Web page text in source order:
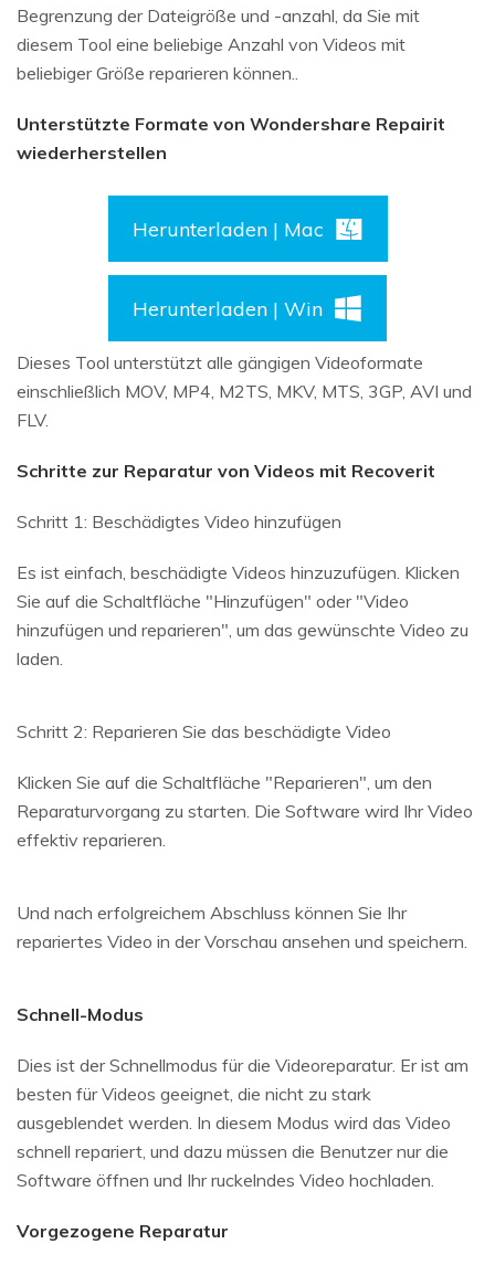
Begrenzung der Dateigröße und -anzahl, da Sie mit
diesem Tool eine beliebige Anzahl von Videos mit
beliebiger Größe reparieren können..
Unterstützte Formate von Wondershare Repairit
wiederherstellen
Herunterladen | Mac
Herunterladen | Win
Dieses Tool unterstützt alle gängigen Videoformate
einschließlich MOV, MP4, M2TS, MKV, MTS, 3GP, AVI und
FLV.
Schritte zur Reparatur von Videos mit Recoverit
Schritt 1: Beschädigtes Video hinzufügen
Es ist einfach, beschädigte Videos hinzuzufügen. Klicken
Sie auf die Schaltfläche "Hinzufügen" oder "Video
hinzufügen und reparieren", um das gewünschte Video zu
laden.
Schritt 2: Reparieren Sie das beschädigte Video
Klicken Sie auf die Schaltfläche "Reparieren", um den
Reparaturvorgang zu starten. Die Software wird Ihr Video
effektiv reparieren.
Und nach erfolgreichem Abschluss können Sie Ihr
repariertes Video in der Vorschau ansehen und speichern.
Schnell-Modus
Dies ist der Schnellmodus für die Videoreparatur. Er ist am
besten für Videos geeignet, die nicht zu stark
ausgeblendet werden. In diesem Modus wird das Video
schnell repariert, und dazu müssen die Benutzer nur die
Software öffnen und Ihr ruckelndes Video hochladen.
Vorgezogene Reparatur